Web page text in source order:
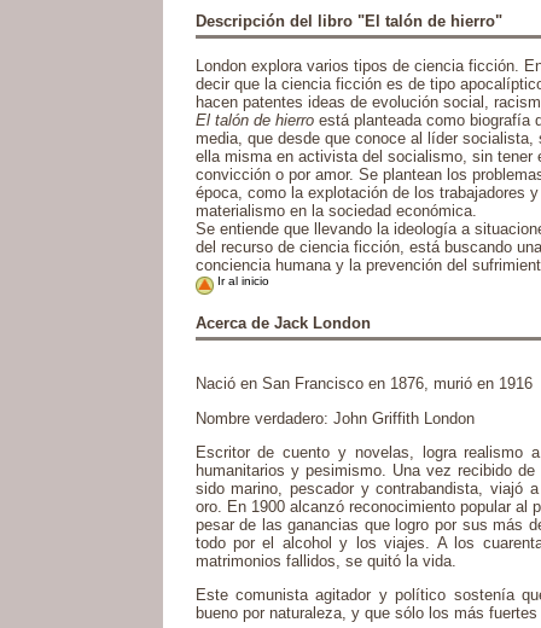
Descripción del libro "El talón de hierro"
London explora varios tipos de ciencia ficción.
decir que la ciencia ficción es de tipo
hacen patentes ideas de evolución social,
El talón de hierroestá planteada como biografía
media, que desde que conoce al líder socialista,
ella misma en activista del socialismo, sin tener
convicción o por amor. Se plantean los
época, como la explotación de los trabajadores
materialismo en la sociedad económica.
Se entiende que llevando la ideología a
del recurso de ciencia ficción, está buscando
conciencia humana y la prevención del
Ir al inicio
Acerca de Jack London
Nació en San Francisco en 1876, murió en 1916
Nombre verdadero: John Griffith London
Escritor de cuento y novelas, logra realismo
humanitarios y pesimismo. Una vez recibido
sido marino, pescador y contrabandista, viajó
oro. En 1900 alcanzó reconocimiento popular al
pesar de las ganancias que logro por sus más
todo por el alcohol y los viajes. A los
matrimonios fallidos, se quitó la vida.
Este comunista agitador y político sostenía
bueno por naturaleza, y que sólo los más